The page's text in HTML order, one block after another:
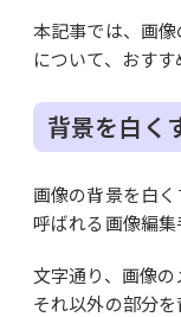
本記事では、画像
について、おすす
背景を白く
画像の背景を白
呼ばれる画像編集
文字通り、画像の
それ以外の部分